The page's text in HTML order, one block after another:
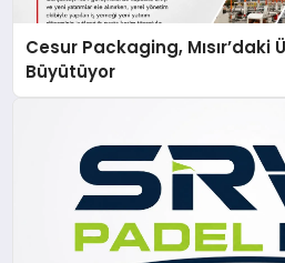
Cesur Packaging, Mısır’daki
Büyütüyor